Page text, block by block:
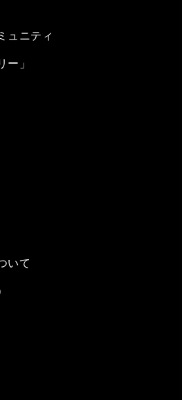
ュニティ
ー」
いて